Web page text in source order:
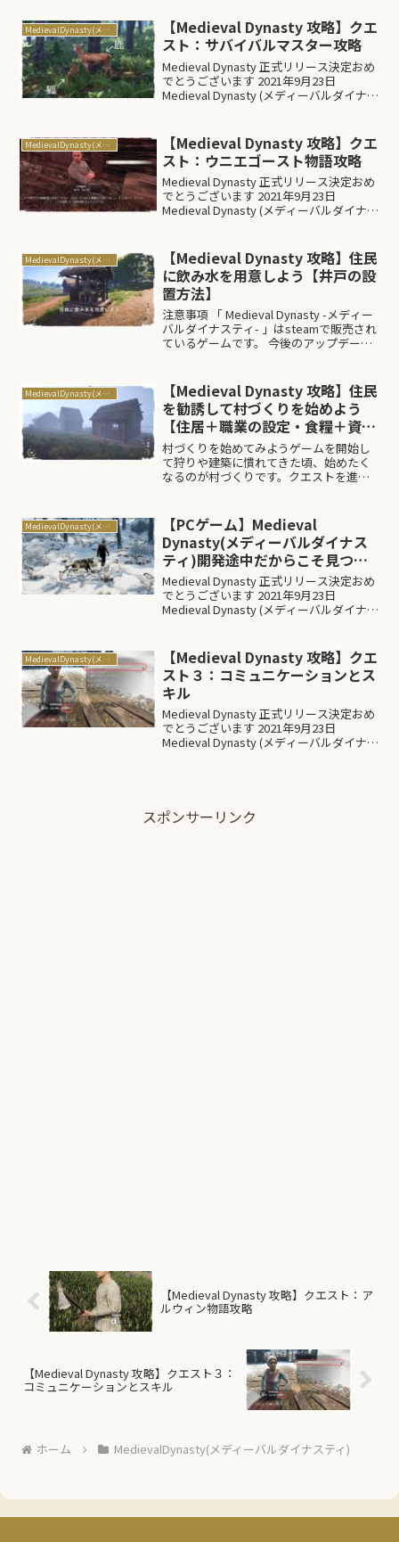
MedievalDynasty(メディーバルダイナスティ)
【Medieval Dynasty 攻略】クエ
スト：サバイバルマスター攻略
Medieval Dynasty 正式リリース決定おめ
でとうございます 2021年9月23日
Medieval Dynasty (メディーバルダイナス
り、新しいデータ...
MedievalDynasty(メディーバルダイナスティ)
【Medieval Dynasty 攻略】クエ
スト：ウニエゴースト物語攻略
Medieval Dynasty 正式リリース決定おめ
でとうございます 2021年9月23日
Medieval Dynasty (メディーバルダイナス
り、新しいデータ...
MedievalDynasty(メディーバルダイナスティ)
【Medieval Dynasty 攻略】住民
に飲み水を用意しよう【井戸の設
置方法】
注意事項 「 Medieval Dynasty -メディー
バルダイナスティ- 」はsteamで販売され
ているゲームです。 今後のアップデート
がありますので、閲覧の際は...
MedievalDynasty(メディーバルダイナスティ)
【Medieval Dynasty 攻略】住民
を勧誘して村づくりを始めよう
【住居＋職業の設定・食糧＋資源
管理の仕方】
村づくりを始めてみようゲームを開始し
て狩りや建築に慣れてきた頃、始めたく
なるのが村づくりです。クエストを進め
ページでは、村づくりを始める際に用意
しておきたい物、食料・資...
MedievalDynasty(メディーバルダイナスティ)
【PCゲーム】Medieval
Dynasty(メディーバルダイナス
ティ)開発途中だからこそ見つか
る面白小ネタ
Medieval Dynasty 正式リリース決定おめ
でとうございます 2021年9月23日
Medieval Dynasty (メディーバルダイナス
MedievalDynasty(メディーバルダイナスティ)
【Medieval Dynasty 攻略】クエ
スト３：コミュニケーションとス
キル
Medieval Dynasty 正式リリース決定おめ
でとうございます 2021年9月23日
Medieval Dynasty (メディーバルダイナス
スポンサーリンク
【Medieval Dynasty 攻略】クエスト：ア
ルウィン物語攻略
【Medieval Dynasty 攻略】クエスト３：
コミュニケーションとスキル
ホーム MedievalDynasty(メディーバルダイナスティ)